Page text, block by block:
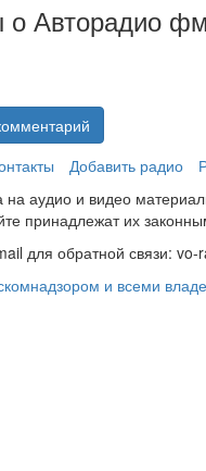
Авторадио
Добавить радио
на аудио и видео
принадлежат их
для обратной связи:
и всеми